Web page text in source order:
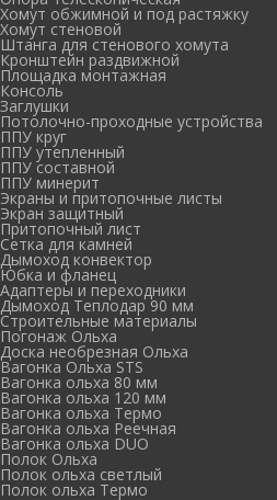
Хомут обжимной и под растяжку
Хомут стеновой
Штанга для стенового хомута
Кронштейн раздвижной
Площадка монтажная
Консоль
Заглушки
Потолочно-проходные устройства
ППУ круг
ППУ утепленный
ППУ составной
ППУ минерит
Экраны и притопочные листы
Экран защитный
Притопочный лист
Сетка для камней
Дымоход конвектор
Юбка и фланец
Адаптеры и переходники
Дымоход Теплодар 90 мм
Cтроительные материалы
Погонаж Ольха
Доска необрезная Ольха
Вагонка Ольха STS
Вагонка ольха 80 мм
Вагонка ольха 120 мм
Вагонка ольха Термо
Вагонка ольха Реечная
Вагонка ольха DUO
Полок Ольха
Полок ольха светлый
Полок ольха Термо